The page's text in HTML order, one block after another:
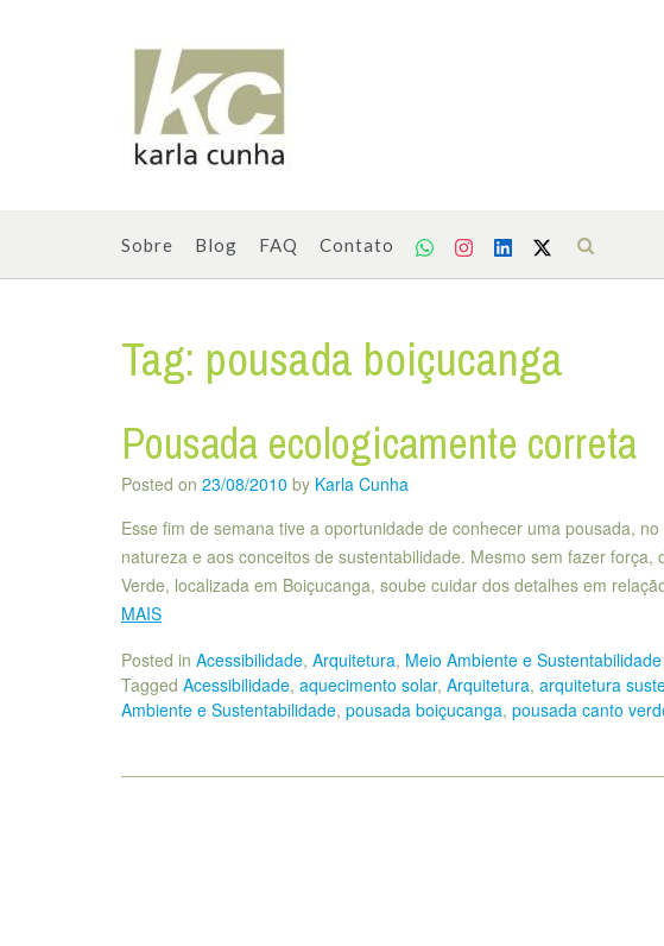
Sobre Blog FAQ Contato
Tag: pousada boiçucanga
Pousada ecologicamente correta
Posted on 23/08/2010 by Karla Cunha
Esse fim de semana tive a oportunidade de conhecer uma pousada,
natureza e aos conceitos de sustentabilidade. Mesmo sem fazer
Verde, localizada em Boiçucanga, soube cuidar dos detalhes em
MAIS
Posted in Acessibilidade, Arquitetura, Meio Ambiente e Sustentabilidade
Tagged Acessibilidade, aquecimento solar, Arquitetura, arquitetura
Ambiente e Sustentabilidade, pousada boiçucanga, pousada canto